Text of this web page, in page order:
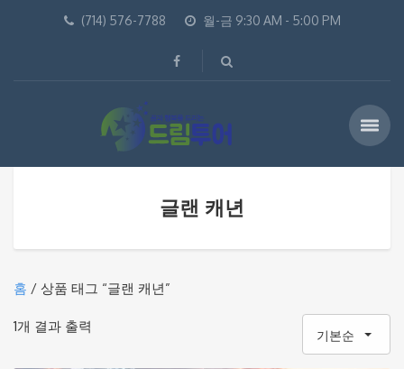
(714) 576-7788 월-금 9:30 AM - 5:00 PM
글랜 캐년
홈 / 상품 태그 “글랜 캐년”
1개 결과 출력
기본순